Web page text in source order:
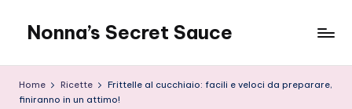
content
Nonna’s Secret Sauce
Home Ricette
Frittelle al cucchiaio: facili e veloci da preparare,
finiranno in un attimo!